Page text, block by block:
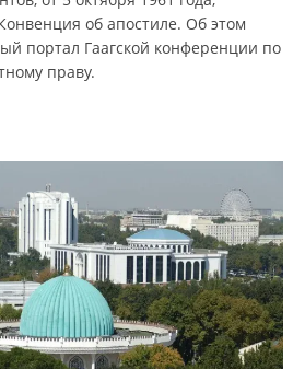
об апостиле. Об этом
портал Гаагской конференции по
праву.